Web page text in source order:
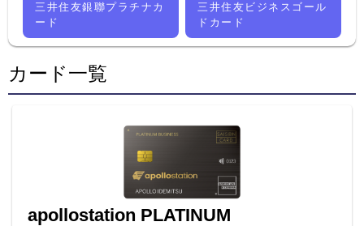
三井住友銀聯プラチナカ
ード
三井住友ビジネスゴール
ドカード
カード一覧
apollostation PLATINUM